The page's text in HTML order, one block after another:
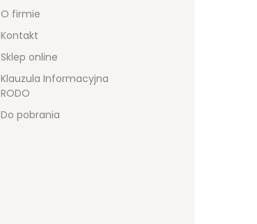
O firmie
Kontakt
Sklep online
Klauzula Informacyjna
RODO
Do pobrania